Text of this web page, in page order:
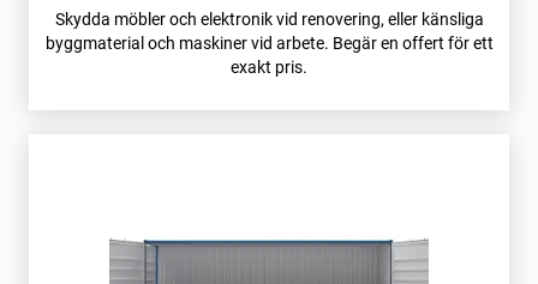
Skydda möbler och elektronik vid renovering, eller känsliga
byggmaterial och maskiner vid arbete. Begär en offert för ett
exakt pris.